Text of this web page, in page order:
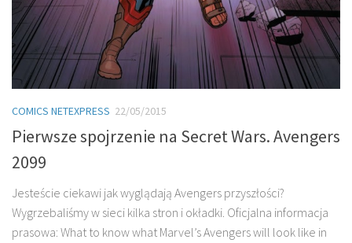
COMICS NETEXPRESS 22/05/2015
Pierwsze spojrzenie na Secret Wars. Avengers
2099
Jesteście ciekawi jak wyglądają Avengers przyszłości?
Wygrzebaliśmy w sieci kilka stron i okładki. Oficjalna informacja
prasowa: What to know what Marvel’s Avengers will look like in